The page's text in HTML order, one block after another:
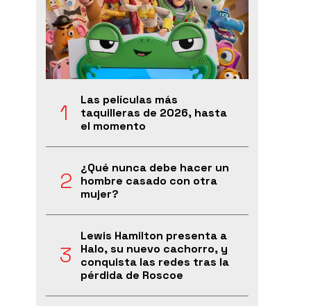
Las películas más
taquilleras de 2026, hasta
el momento
¿Qué nunca debe hacer un
hombre casado con otra
mujer?
Lewis Hamilton presenta a
Halo, su nuevo cachorro, y
conquista las redes tras la
pérdida de Roscoe